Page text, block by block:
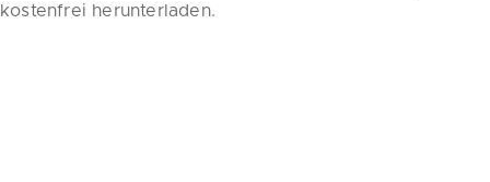
kostenfrei herunterladen.